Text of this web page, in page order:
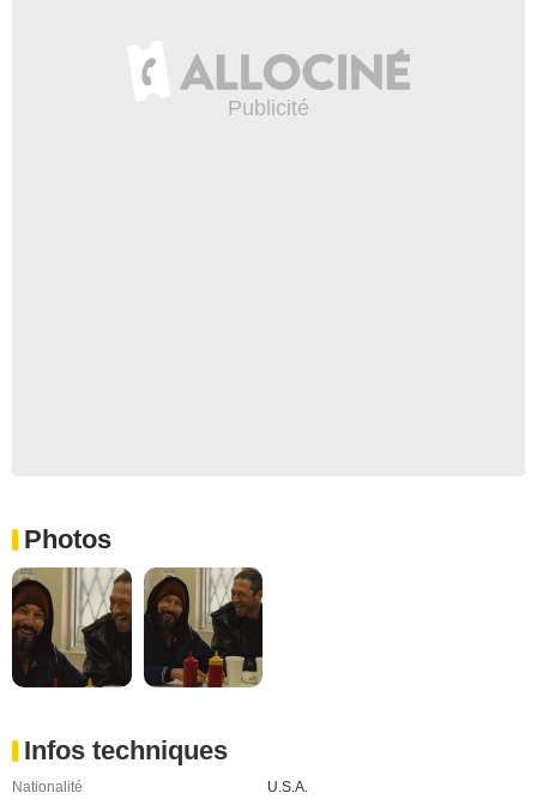
Photos
Infos techniques
Nationalité
U.S.A.